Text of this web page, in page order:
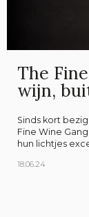
The
wijn,
Sinds kort
Fine Wine
hun lichtjes
18.06.24